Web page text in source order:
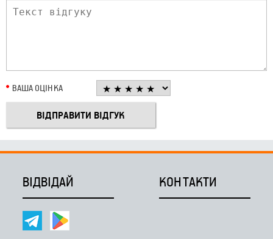
ВАША ОЦІНКА
ВІДВІДАЙ КОНТАКТИ